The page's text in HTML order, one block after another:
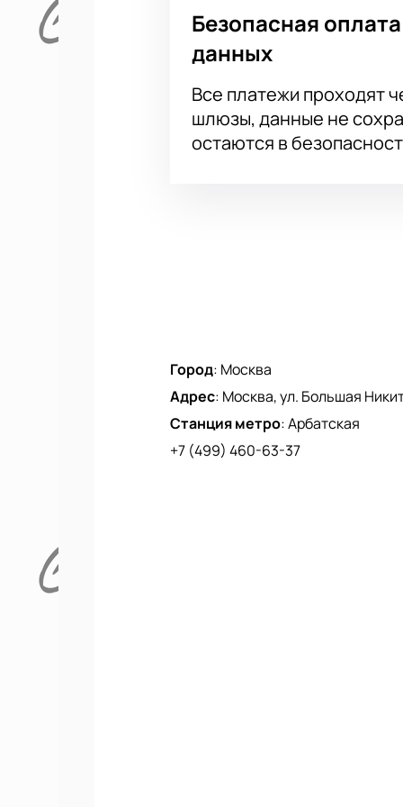
Корпоративным клиентам
Для компаний доступна услуга
можно через сайт или по
Безопасная
данных
Все платежи проходят
шлюзы, данные не
остаются в
Город: Москва
Адрес: Москва, ул. Большая
Станция метро:Арбатская
+7 (499) 460-63-37